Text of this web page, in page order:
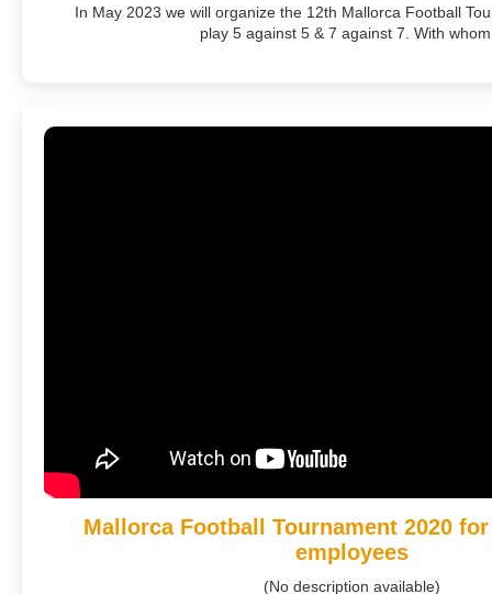
In May 2023 we will organize the 12th Mallorca Football
play 5 against 5 & 7 against 7. With
Mallorca Football Tournament 2020
employees
(No description available)